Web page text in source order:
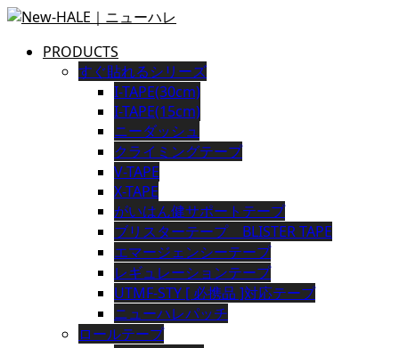
PRODUCTS
すぐ貼れるシリーズ
I-TAPE(30cm)
I-TAPE(15cm)
ニーダッシュ
クライミングテープ
V-TAPE
X-TAPE
がいはん健サポートテープ
ブリスターテープ BLISTER TAPE
エマージェンシーテープ
レギュレーションテープ
UTMF-STY [ 必携品 ]対応テープ
ニューハレパッチ
ロールテープ